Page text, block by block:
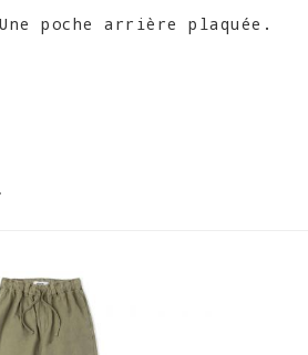
Une poche arrière plaquée.